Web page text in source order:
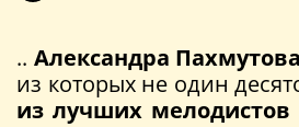
.. Александра Пахмутова
из которых не один
из лучших мелодистов